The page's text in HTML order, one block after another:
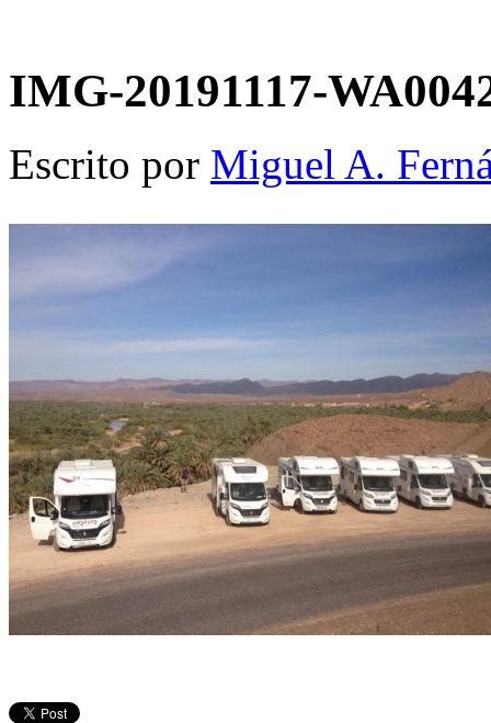
IMG-20191117-
Escrito por Miguel A.